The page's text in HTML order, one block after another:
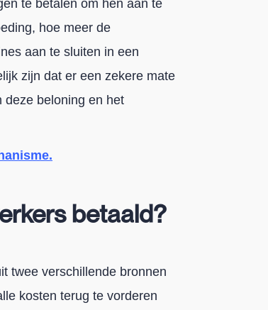
te betalen om hen aan te
hoe meer de
aan te sluiten in een
zijn dat er een zekere mate
deze beloning en het
betaald?
twee verschillende bronnen
kosten terug te vorderen